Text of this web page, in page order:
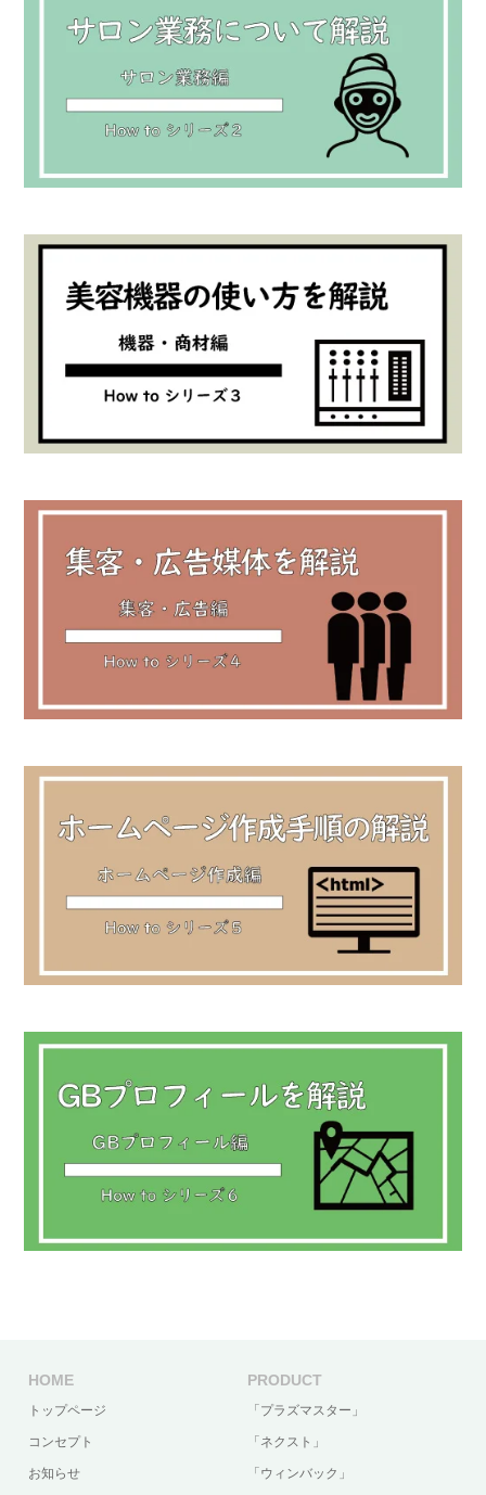
HOME
トップページ
コンセプト
お知らせ
PRODUCT
「プラズマスター」
「ネクスト」
「ウィンバック」